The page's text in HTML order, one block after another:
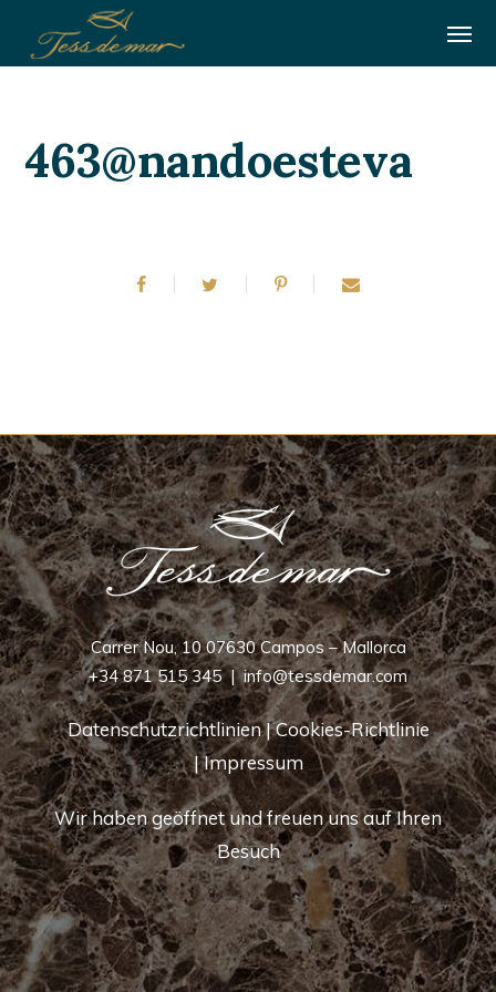
463@nandoesteva
Carrer Nou, 10 07630 Campos – Mallorca
+34 871 515 345|info@tessdemar.com
Datenschutzrichtlinien|Cookies-Richtlinie
|Impressum
Wir haben geöffnet und freuen uns auf Ihren
Besuch